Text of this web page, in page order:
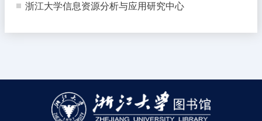
浙江大学信息资源分析与应用研究中心